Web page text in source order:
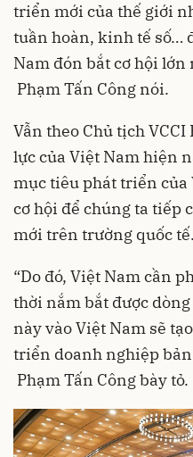
triển mới của thế giới
tuần hoàn, kinh tế số…
Nam đón bắt cơ hội lớn
Phạm Tấn Công nói.
Vẫn theo Chủ tịch VCCI
lực của Việt Nam hiện
mục tiêu phát triển của
cơ hội để chúng ta tiếp
mới trên trường quốc tế.
“Do đó, Việt Nam cần
thời nắm bắt được
này vào Việt Nam sẽ
triển doanh nghiệp bản
Phạm Tấn Công bày tỏ.